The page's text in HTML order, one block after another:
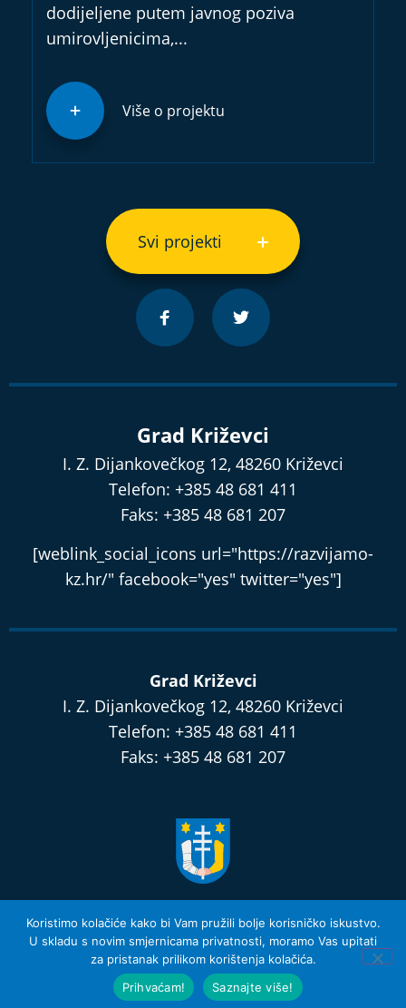
dodijeljene putem javnog poziva
umirovljenicima,...
Više o projektu
Svi projekti
Grad Križevci
I. Z. Dijankovečkog 12, 48260 Križevci
Telefon: +385 48 681 411
Faks: +385 48 681 207
[weblink_social_icons url="https://razvijamo-
kz.hr/" facebook="yes" twitter="yes"]
Grad Križevci
I. Z. Dijankovečkog 12, 48260 Križevci
Telefon: +385 48 681 411
Faks: +385 48 681 207
razvijamo.krizevci.hr
Izjava o privatnosti i Uvjeti Korištenja
© 2026 Grad Križevci
Koristimo kolačiće kako bi Vam pružili bolje korisničko iskustvo.
U skladu s novim smjernicama privatnosti, moramo Vas upitati
za pristanak prilikom korištenja kolačića.
Prihvaćam!
Saznajte više!